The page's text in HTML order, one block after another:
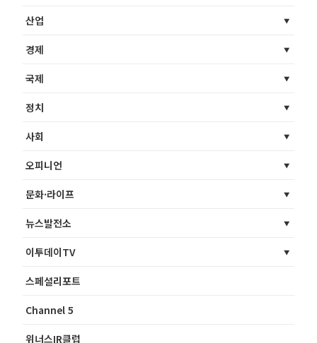
산업
경제
국제
정치
사회
오피니언
문화·라이프
뉴스발전소
이투데이TV
스페셜리포트
Channel 5
위너스IR클럽